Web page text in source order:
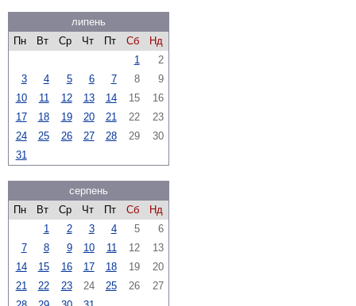
липень
Пн
Вт Ср Чт Пт Сб
Нд
1
2
3
4 5 6 7 8
9
10
11 12 13 14 15
16
17
18 19 20 21 22
23
24
25 26 27 28 29
30
31
серпень
Пн
Вт Ср Чт Пт Сб
Нд
1
2 3 4 5
6
7
8 9 10 11 12
13
14
15 16 17 18 19
20
21
22 23 24 25 26
27